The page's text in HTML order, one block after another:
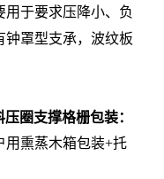
于要求压降小、负
钟罩型支承，波纹板
压圈支撑格栅包装：
用 熏蒸木箱包装+托